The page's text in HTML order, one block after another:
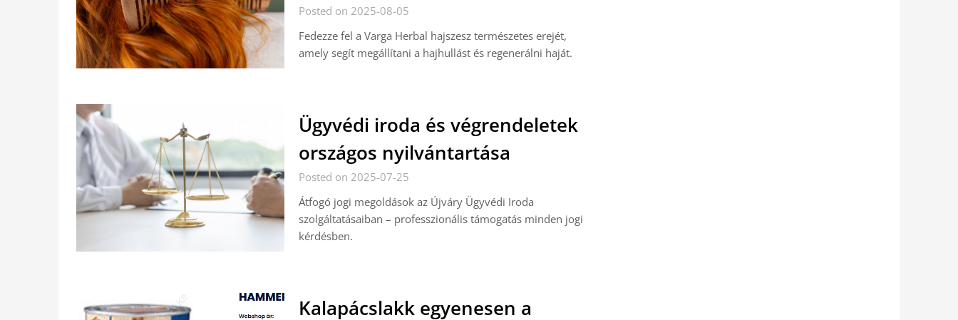
Posted on 2025-08-05
Fedezze fel a Varga Herbal hajszesz természetes erejét,
amely segít megállítani a hajhullást és regenerálni haját.
Ügyvédi iroda és végrendeletek
országos nyilvántartása
Posted on 2025-07-25
Átfogó jogi megoldások az Újváry Ügyvédi Iroda
szolgáltatásaiban – professzionális támogatás minden jogi
kérdésben.
Kalapácslakk egyenesen a